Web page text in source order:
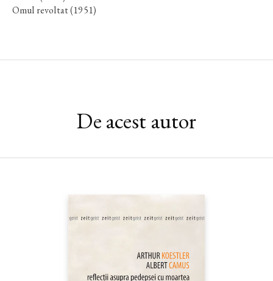
Omul revoltat (1951)
De acest autor